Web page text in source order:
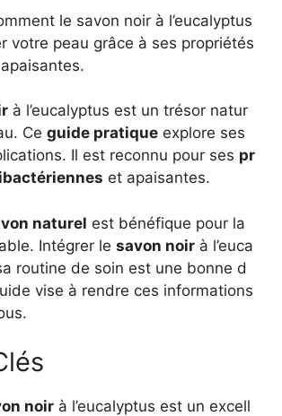
le savon noir à l’eucalyptus
votre peau grâce à ses propriétés
à l’eucalyptus est un trésor natur
Ce guide pratique explore ses
Il est reconnu pour ses pr
et apaisantes.
naturel est bénéfique pour la
Intégrer le savon noir à l’euca
routine de soin est une bonne d
vise à rendre ces informations
noir à l’eucalyptus est un excell